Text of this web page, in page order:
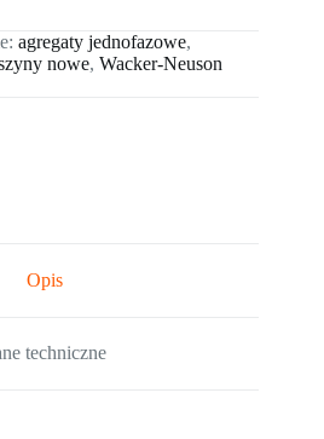
agregaty jednofazowe,
nowe, Wacker-Neuson
Opis
techniczne